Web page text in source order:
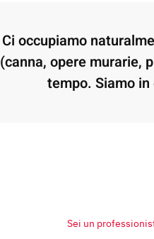
Ci occupiamo
(canna, opere murarie,
tempo. Siamo
Sei un